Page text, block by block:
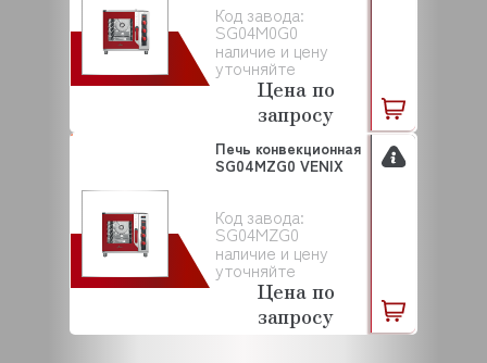
Код завода:
SG04M0G0
наличие и цену
уточняйте
Цена по
запросу
Код завода:
SG04MZG0
наличие и цену
уточняйте
Печь конвекционная
SG04MZG0 VENIX
Цена по
запросу